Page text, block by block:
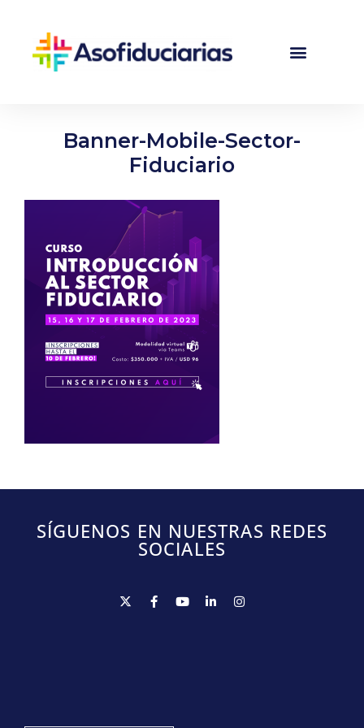
Banner-Mobile-Sector-
Fiduciario
SÍGUENOS EN NUESTRAS REDES
SOCIALES